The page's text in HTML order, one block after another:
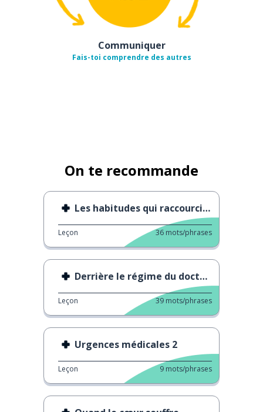
Communiquer
Fais-toi comprendre des autres
On te recommande
Les habitudes qui raccourcissent la durée de vie
Leçon 36 mots/phrases
Derrière le régime du docteur
Leçon 39 mots/phrases
Urgences médicales 2
Leçon 9 mots/phrases